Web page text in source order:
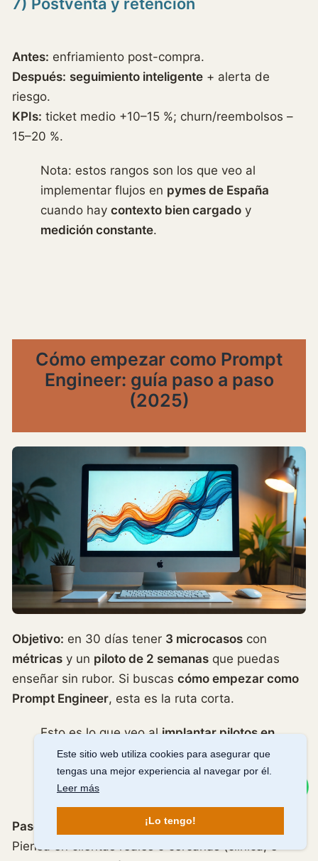
Antes: enfriamiento post-compra.
Después: seguimiento inteligente + alerta de
riesgo.
KPIs: ticket medio +10–15 %; churn/reembolsos –
15–20 %.
Nota: estos rangos son los que veo al
implementar flujos en pymes de España
cuando hay contexto bien cargado y
medición constante.
Cómo empezar como Prompt
Engineer: guía paso a paso
(2025)
Objetivo: en 30 días tener 3 microcasos con
métricas y un piloto de 2 semanas que puedas
enseñar sin rubor. Si buscas cómo empezar como
Prompt Engineer, esta es la ruta corta.
Esto es lo que veo alimplantar pilotos en
pymes de España; las cifras son
orientativas , pero alcanzables cuando
hay contexto y medición.
Paso 1. Elige 3 problemas de negocio “pequeños”
Piensa en clientas reales o cercanas (clínica, e-
Este sitio web utiliza cookies para asegurar que
tengas una mejor experiencia al navegar por él.
Leer más
¡Lo tengo!